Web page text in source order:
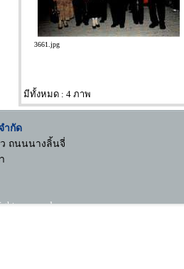
3661.jpg
มีทั้งหมด : 4 ภาพ
ำกัด
ว ถนนนางลิ้นจี่
reserved.